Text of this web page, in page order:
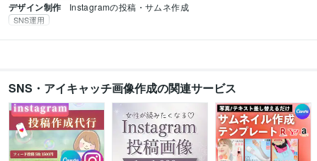
デザイン制作 Instagramの投稿・サムネ作成
SNS運用
SNS・アイキャッチ画像作成の関連サービス